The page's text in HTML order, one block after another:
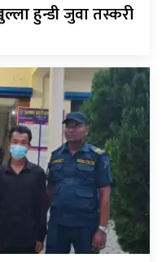
हुन्डी जुवा तस्करी